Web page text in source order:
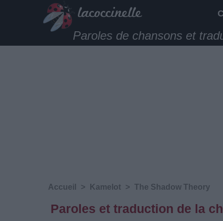
Paroles de chansons et
Accueil > Kamelot > The Shadow Theory
Paroles et traduction de la